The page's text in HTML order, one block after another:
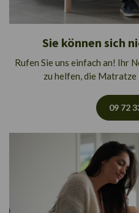
Sie können sich
Rufen Sie uns einfach an! Ihr
zu helfen, die Matratze
09 72